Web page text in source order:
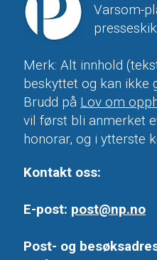
Varsom-
Merk: Alt innhold
beskyttet og kan ikke
Brudd på Lov om
vil først bli anmerket
honorar, og i ytterste
Kontakt oss:
E-post: post@np.no
Post- og